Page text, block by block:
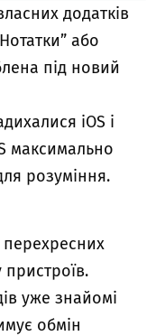
додатків
або
під новий
iOS і
максимально
розуміння.
пристроїв.
уже знайомі
обмін